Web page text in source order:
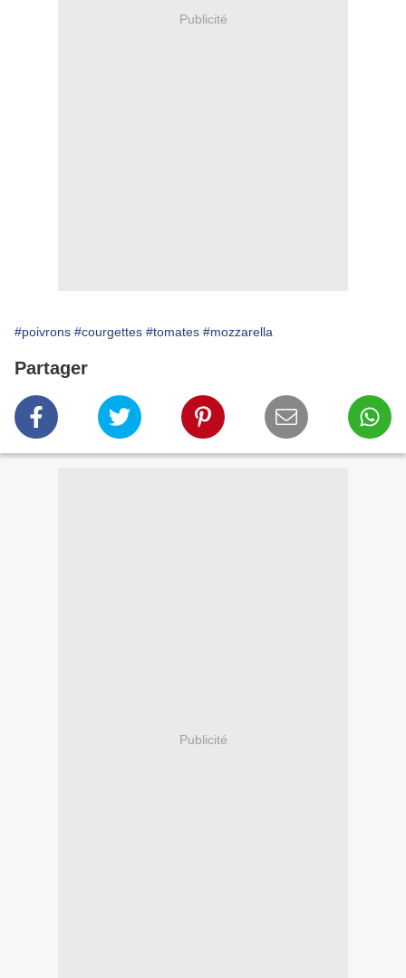
Publicité
#poivrons #courgettes #tomates #mozzarella
Partager
Publicité